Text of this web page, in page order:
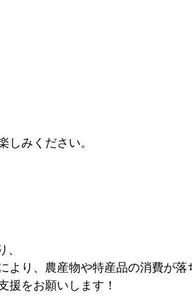
しみください。
り、農産物や特産品の消費が落
援をお願いします！